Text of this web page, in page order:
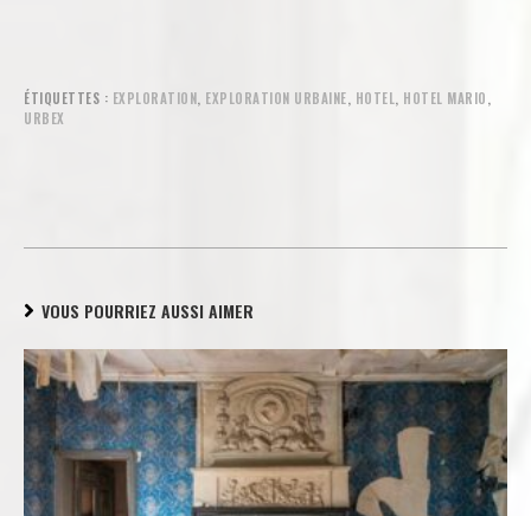
ÉTIQUETTES : EXPLORATION EXPLORATION URBAINE HOTEL HOTEL MARIO
URBEX
VOUS POURRIEZ AUSSI AIMER